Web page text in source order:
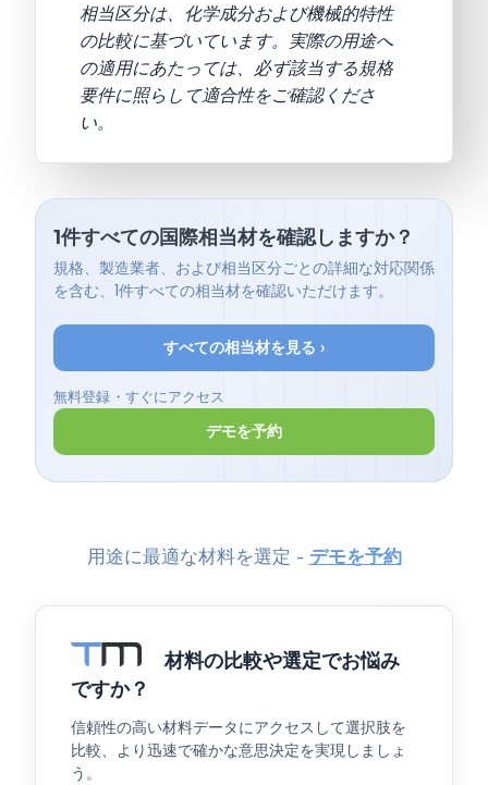
相当区分は、化学成分および機械的特性
の比較に基づいています。実際の用途へ
の適用にあたっては、必ず該当する規格
要件に照らして適合性をご確認くださ
い。
1件すべての国際相当材を確認しますか？
規格、製造業者、および相当区分ごとの詳細な対応関係
を含む、1件すべての相当材を確認いただけます。
すべての相当材を見る ›
無料登録・すぐにアクセス
デモを予約
用途に最適な材料を選定 - デモを予約
材料の比較や選定でお悩み
ですか？
信頼性の高い材料データにアクセスして選択肢を
比較、より迅速で確かな意思決定を実現しましょ
う。